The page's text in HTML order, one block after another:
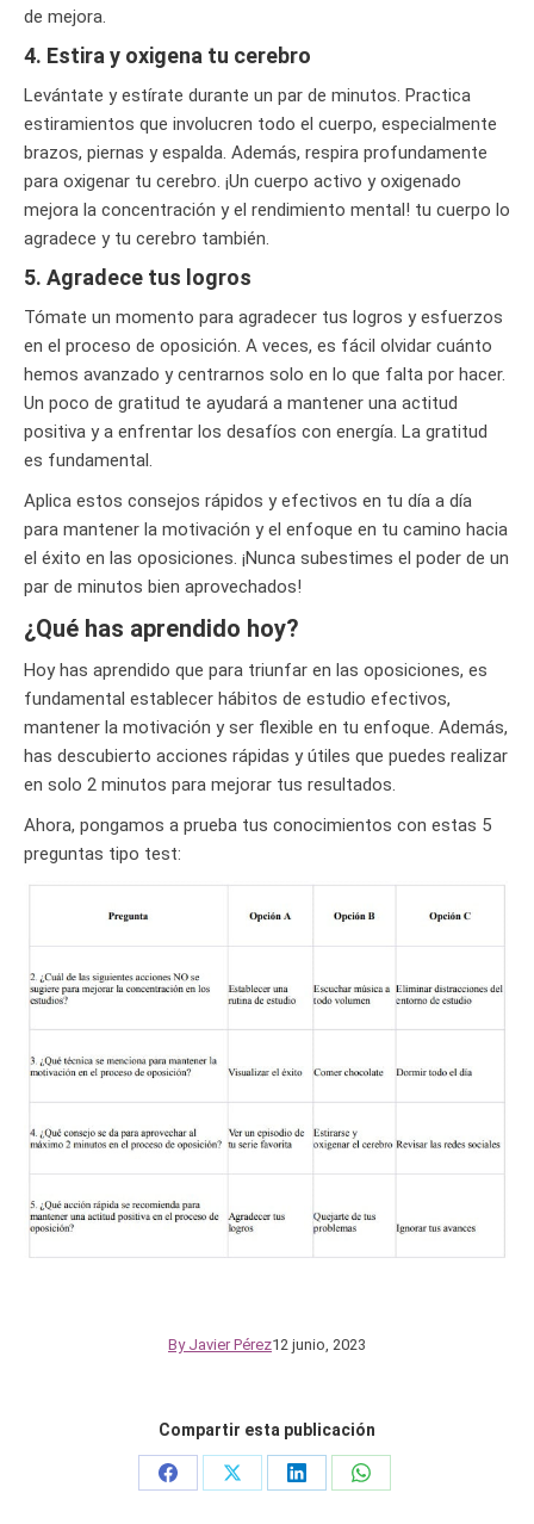
de mejora.
4. Estira y oxigena tu cerebro
Levántate y estírate durante un par de minutos. Practica
estiramientos que involucren todo el cuerpo, especialmente
brazos, piernas y espalda. Además, respira profundamente
para oxigenar tu cerebro. ¡Un cuerpo activo y oxigenado
mejora la concentración y el rendimiento mental! tu cuerpo lo
agradece y tu cerebro también.
5. Agradece tus logros
Tómate un momento para agradecer tus logros y esfuerzos
en el proceso de oposición. A veces, es fácil olvidar cuánto
hemos avanzado y centrarnos solo en lo que falta por hacer.
Un poco de gratitud te ayudará a mantener una actitud
positiva y a enfrentar los desafíos con energía. La gratitud
es fundamental.
Aplica estos consejos rápidos y efectivos en tu día a día
para mantener la motivación y el enfoque en tu camino hacia
el éxito en las oposiciones. ¡Nunca subestimes el poder de un
par de minutos bien aprovechados!
¿Qué has aprendido hoy?
Hoy has aprendido que para triunfar en las oposiciones, es
fundamental establecer hábitos de estudio efectivos,
mantener la motivación y ser flexible en tu enfoque. Además,
has descubierto acciones rápidas y útiles que puedes realizar
en solo 2 minutos para mejorar tus resultados.
Ahora, pongamos a prueba tus conocimientos con estas 5
preguntas tipo test:
By Javier Pérez12 junio, 2023
Compartir esta publicación
Share
Share
Share
Share